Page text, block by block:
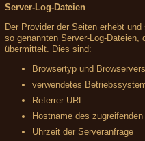
Server-Log-Dateien
Der Provider der Seiten erhebt
so genannten Server-Log-
übermittelt. Dies sind:
Browsertyp und
verwendetes
Referrer URL
Hostname des
Uhrzeit der Serveranfrage